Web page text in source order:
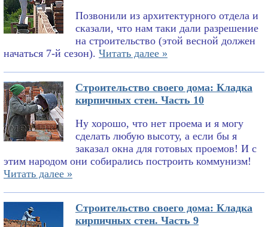
Позвонили из архитектурного отдела и
сказали, что нам таки дали разрешение
на строительство (этой весной должен
начаться 7-й сезон). Читать далее »
Строительство своего дома: Кладка
кирпичных стен. Часть 10
Ну хорошо, что нет проема и я могу
сделать любую высоту, а если бы я
заказал окна для готовых проемов! И с
этим народом они собирались построить коммунизм!
Читать далее »
Строительство своего дома: Кладка
кирпичных стен. Часть 9